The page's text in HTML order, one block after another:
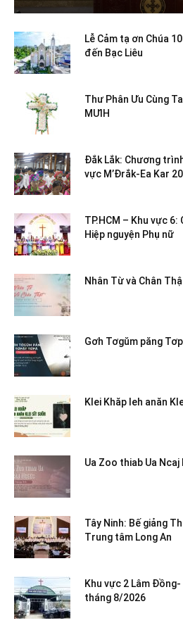
Lễ Cảm tạ ơn Chúa
đến Bạc Liêu
Thư Phân Ưu Cùng
MƯIH
Đắk Lắk: Chương
vực M’Đrắk-Ea Kar
TP.HCM – Khu vực
Hiệp nguyện Phụ nữ
Nhân Từ và Chân
Gơh Tơgŭm păng
Klei Khăp leh anăn
Ua Zoo thiab Ua
Tây Ninh: Bế giảng
Trung tâm Long An
Khu vực 2 Lâm
tháng 8/2026